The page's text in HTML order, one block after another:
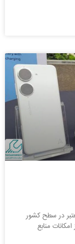
در سطح کشور
منابع